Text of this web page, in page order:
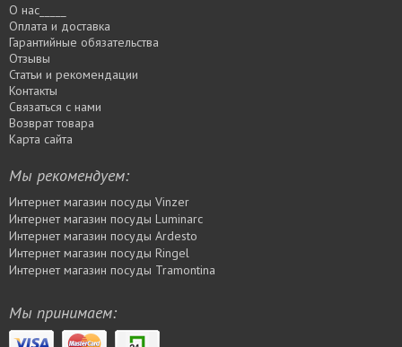
О нас_____
Оплата и доставка
Гарантийные обязательства
Отзывы
Статьи и рекомендации
Контакты
Связаться с нами
Возврат товара
Карта сайта
Мы рекомендуем:
Интернет магазин посуды Vinzer
Интернет магазин посуды Luminarc
Интернет магазин посуды Ardesto
Интернет магазин посуды Rіngel
Интернет магазин посуды Tramontina
Мы принимаем: